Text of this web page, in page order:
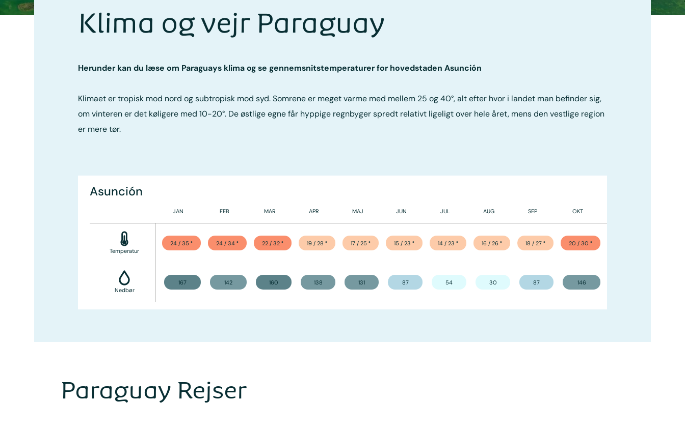
Klima og vejr Paraguay
Herunder kan du læse om Paraguays klima og se gennemsnitstemperaturer for hovedstaden Asunción
Klimaet er tropisk mod nord og subtropisk mod syd. Somrene er meget varme med mellem 25 og 40°, alt efter hvor i landet man befinder sig,
om vinteren er det køligere med 10-20°. De østlige egne får hyppige regnbyger spredt relativt ligeligt over hele året, mens den vestlige region
er mere tør.
Asunción
JAN FEB MAR APR MAJ JUN JUL AUG SEP OKT
Temperatur
24 / 35 ° 24 / 34 ° 22 / 32 ° 19 / 28 ° 17 / 25 ° 15 / 23 ° 14 / 23 ° 16 / 26 ° 18 / 27 ° 20 / 30 °
Nedbør
167 142 160 138 131 87 54 30 87 146
Paraguay Rejser